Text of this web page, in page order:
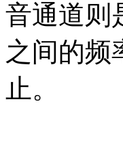
音通道则
之间的频
止。